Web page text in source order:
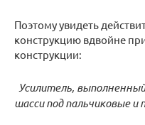
Поэтому увидеть
конструкцию вдвойне
конструкции:
Усилитель,
шасси под пальчиковые